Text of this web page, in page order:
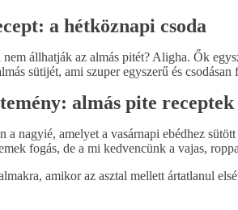
a hétköznapi csoda
állhatják az almás pitét? Aligha. Ők
sütijét, ami szuper egyszerű és
almás pite receptek
a nagyié, amelyet a vasárnapi ebédhez
fogás, de a mi kedvencünk a vajas,
amikor az asztal mellett ártatlanul